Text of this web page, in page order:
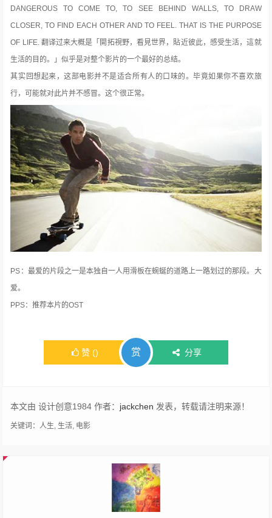
DANGEROUS TO COME TO, TO SEE BEHIND WALLS, TO DRAW
CLOSER, TO FIND EACH OTHER AND TO FEEL. THAT IS THE PURPOSE
OF LIFE. 翻译过来大概是「開拓視野，看見世界，貼近彼此，感受生活，這就
生活的目的。」似乎是对整个影片的一个最好的总结。
其实回想起来，这部电影并不是适合所有人的口味的。毕竟如果你不喜欢旅
行，可能就对此片并不感冒。这个很正常。
PS：最爱的片段之一是本独自一人用滑板在蜿蜒的道路上一路划过的那段。大
爱。
PPS：推荐本片的OST
赞 () 赏 分享
本文由 设计创意1984 作者： jackchen 发表，转载请注明来源！
关键词： 人生 生活 电影